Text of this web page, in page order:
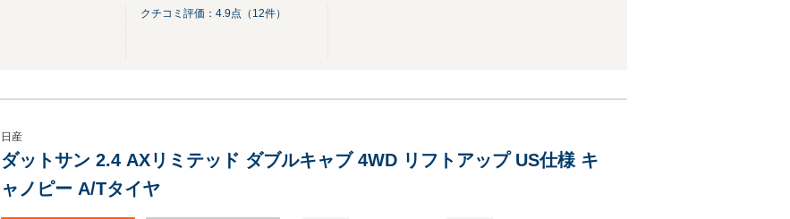
クチコミ評価： 4.9点（ 12件）
日産
ダットサン 2.4 AXリミテッド ダブルキャブ 4WD リフトアップ US仕様 キ
ャノピー A/Tタイヤ